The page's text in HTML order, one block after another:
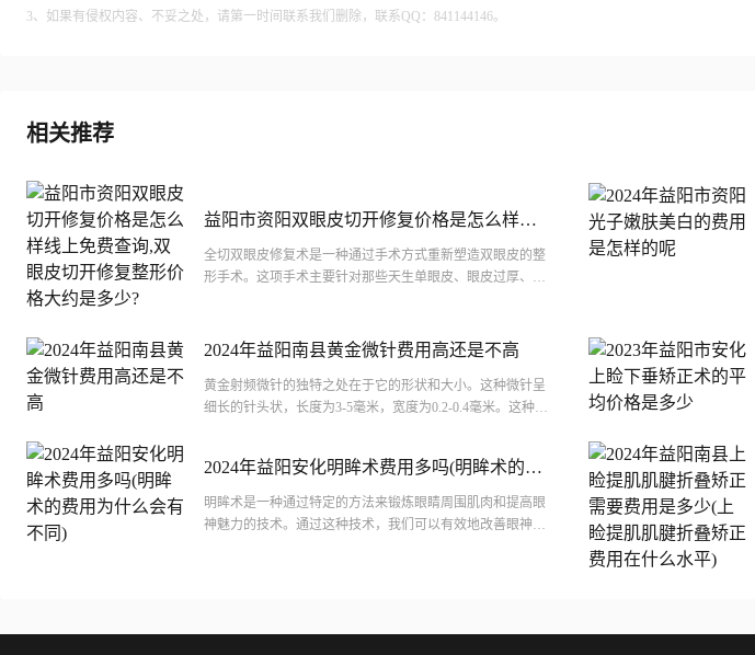
3、如果有侵权内容、不妥之处，请第一时间联系我们删除，联系QQ：841144146。
相关推荐
益阳市资阳双眼皮切开修复价格是怎么样线
上免费查询,双眼皮切开修复整形价格大约是
多少?
全切双眼皮修复术是一种通过手术方式重新塑造双眼皮的整
形手术。这项手术主要针对那些天生单眼皮、眼皮过厚、眼
2024年益阳南县黄金微针费用高还是不高
黄金射频微针的独特之处在于它的形状和大小。这种微针呈
细长的针头状，长度为3-5毫米，宽度为0.2-0.4毫米。这种形
2024年益阳安化明眸术费用多吗(明眸术的费
用为什么会有不同)
明眸术是一种通过特定的方法来锻炼眼睛周围肌肉和提高眼
神魅力的技术。通过这种技术，我们可以有效地改善眼神的